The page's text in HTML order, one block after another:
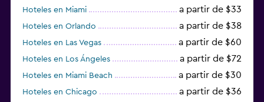
Hoteles en Miami a partir de $33
Hoteles en Orlando a partir de $38
Hoteles en Las Vegas a partir de $60
Hoteles en Los Ángeles a partir de $72
Hoteles en Miami Beach a partir de $30
Hoteles en Chicago a partir de $36